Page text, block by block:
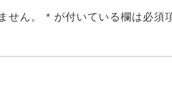
せん。 * が付いている欄は必須